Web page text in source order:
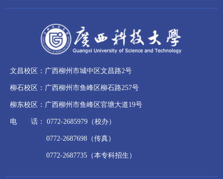
文昌校区：广西柳州市城中区文昌路2号
柳石校区：广西柳州市鱼峰区柳石路257号
柳东校区：广西柳州市鱼峰区官塘大道19号
电 话： 0772-2685979（校办）
0772-2687698（传真）
0772-2687735（本专科招生）